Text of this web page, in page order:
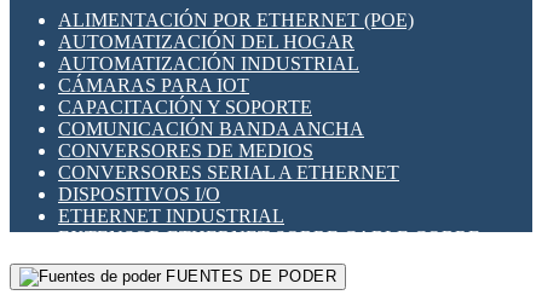
SENSORES INDUCTIVOS
TEMPORIZADORES
VARIACS
VARIADORES DE FRECUENCIA [VDF]
SECCIONADORES - INTERRUPTORES
MAQUINARIA
HERRAMIENTAS VARIAS
ILUMINACIÓN LED
INTERRUPTORES REED
INTERFACES DE RELÉ
OTROS RELÉS
PROTECCIÓN TÉRMICA
RELÉS AUTOMOTRICES
RELÉS DE SEÑAL
RELÉS DE ESTADO SÓLIDO SSR
RELÉS INDUSTRIALES
RELÉS MINIATURA DE POTENCIA
SENSORES MAGNÉTICOS
ALIMENTACIÓN POR ETHERNET (POE)
AUTOMATIZACIÓN DEL HOGAR
AUTOMATIZACIÓN INDUSTRIAL
CÁMARAS PARA IOT
CAPACITACIÓN Y SOPORTE
COMUNICACIÓN BANDA ANCHA
CONVERSORES DE MEDIOS
CONVERSORES SERIAL A ETHERNET
DISPOSITIVOS I/O
ETHERNET INDUSTRIAL
EXTENSOR ETHERNET SOBRE CABLE COBRE
GATEWAY LORAWAN
GESTIÓN DE REDESFUENTES DE PODER